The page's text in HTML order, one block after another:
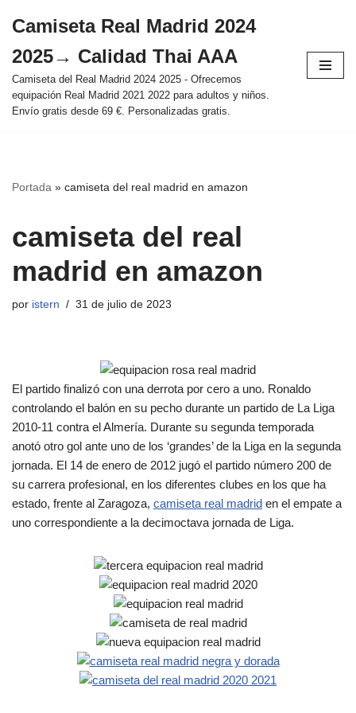
al
contenido
Camiseta Real Madrid 2024
2025→ Calidad Thai AAA
Camiseta del Real Madrid 2024 2025 - Ofrecemos
equipación Real Madrid 2021 2022 para adultos y niños.
Envío gratis desde 69 €. Personalizadas gratis.
Portada » camiseta del real madrid en amazon
camiseta del real
madrid en amazon
por istern 31 de julio de 2023
El partido finalizó con una derrota por cero a uno. Ronaldo
controlando el balón en su pecho durante un partido de La Liga
2010-11 contra el Almería. Durante su segunda temporada
anotó otro gol ante uno de los ‘grandes’ de la Liga en la segunda
jornada. El 14 de enero de 2012 jugó el partido número 200 de
su carrera profesional, en los diferentes clubes en los que ha
estado, frente al Zaragoza, camiseta real madrid en el empate a
uno correspondiente a la decimoctava jornada de Liga.